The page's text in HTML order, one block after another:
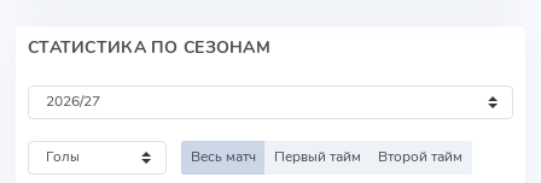
СТАТИСТИКА ПО СЕЗОНАМ
Весь матч Первый тайм Второй тайм